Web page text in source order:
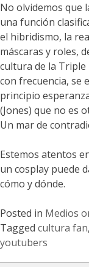
No olvidemos que
una función
el hibridismo, la
máscaras y roles,
cultura de la Triple
con frecuencia, se
principio
(Jones) que no es
Un mar de
Estemos atentos
un cosplay puede
cómo y dónde.
Posted in Medios
Tagged cultura fan,
youtubers